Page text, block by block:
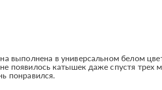
выполнена в универсальном белом
появилось катышек даже спустя трех
понравился.